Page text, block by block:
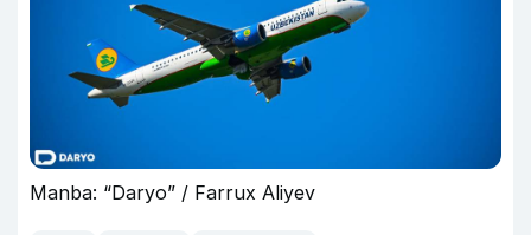
Manba: “Daryo” / Farrux Aliyev